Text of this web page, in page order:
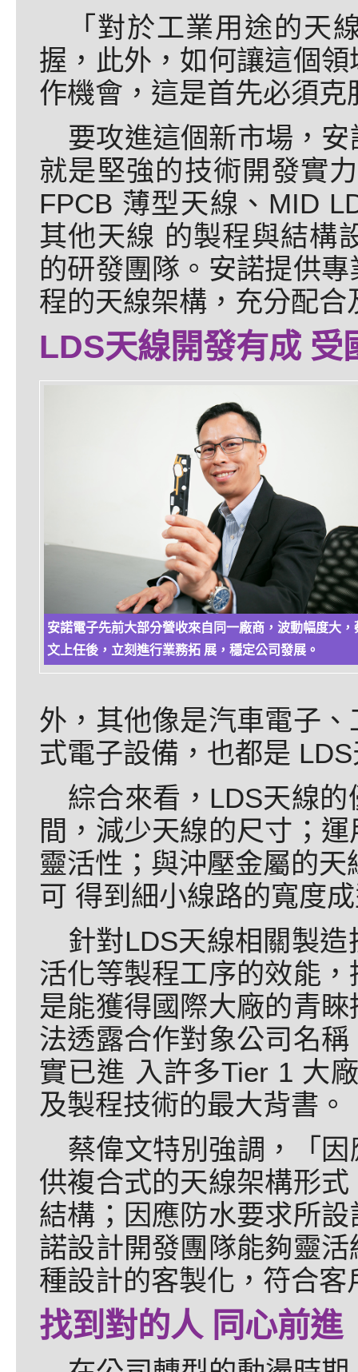
「對於工業用途的天
握，此外，如何讓這個
作機會，這是首先必須
要攻進這個新市場，
就是堅強的技術開發實
FPCB 薄型天線、MID
其他天線 的製程與結構
的研發團隊。安諾提供
程的天線架構，充分配
LDS天線開發有成 受
安諾電子先前大部分營收來自同一廠商，波動幅度大，
文上任後，立刻進行業務拓 展，穩定公司發展。
外，其他像是汽車電子
式電子設備，也都是
綜合來看，LDS天線
間，減少天線的尺寸；
靈活性；與沖壓金屬的
可 得到細小線路的寬度
針對LDS天線相關製
活化等製程工序的效能
是能獲得國際大廠的青
法透露合作對象公司名
實已進 入許多Tier 1 大
及製程技術的最大背書。
蔡偉文特別強調，「
供複合式的天線架構形
結構；因應防水要求所
諾設計開發團隊能夠靈
種設計的客製化，符合客
找到對的人 同心前進